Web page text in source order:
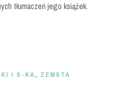
tłumaczeń jego książek.
I S-KA, ZEMSTA